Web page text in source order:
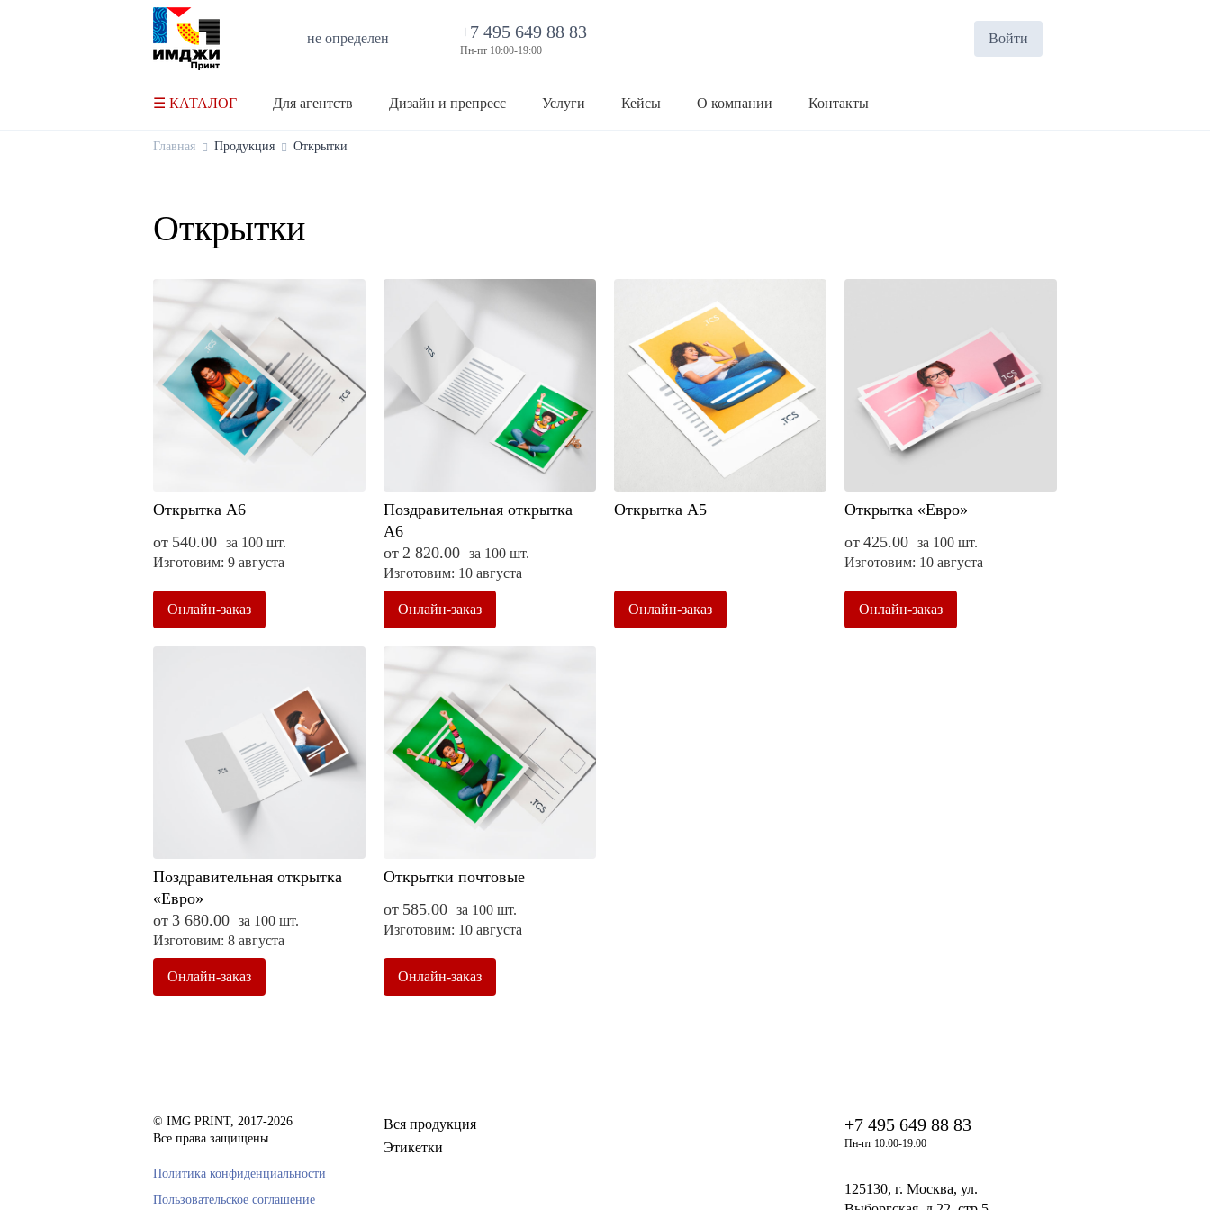
не определен +7 495 649 88 83
Пн-пт 10:00-19:00
Войти
☰ КАТАЛОГ Для агентств Дизайн и препресс Услуги Кейсы О компании Контакты
Главная Продукция Открытки
Открытки
Открытка А6
от 540.00 за 100 шт.
Изготовим: 9 августа
Онлайн-заказ
Поздравительная открытка
А6
от 2 820.00 за 100 шт.
Изготовим: 10 августа
Онлайн-заказ
Открытка А5
Онлайн-заказ
Открытка «Евро»
от 425.00 за 100 шт.
Изготовим: 10 августа
Онлайн-заказ
Поздравительная открытка
«Евро»
от 3 680.00 за 100 шт.
Изготовим: 8 августа
Онлайн-заказ
Открытки почтовые
от 585.00 за 100 шт.
Изготовим: 10 августа
Онлайн-заказ
© IMG PRINT, 2017-2026
Все права защищены.
Политика конфиденциальности
Пользовательское соглашение
Вся продукция
Этикетки
+7 495 649 88 83
Пн-пт 10:00-19:00
125130, г. Москва, ул.